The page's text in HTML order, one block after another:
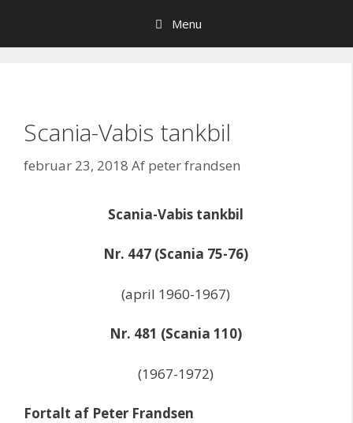
indhold
Menu
Scania-Vabis tankbil
februar 23, 2018 Af peter frandsen
Scania-Vabis tankbil
Nr. 447 (Scania 75-76)
(april 1960-1967)
Nr. 481 (Scania 110)
(1967-1972)
Fortalt af Peter Frandsen